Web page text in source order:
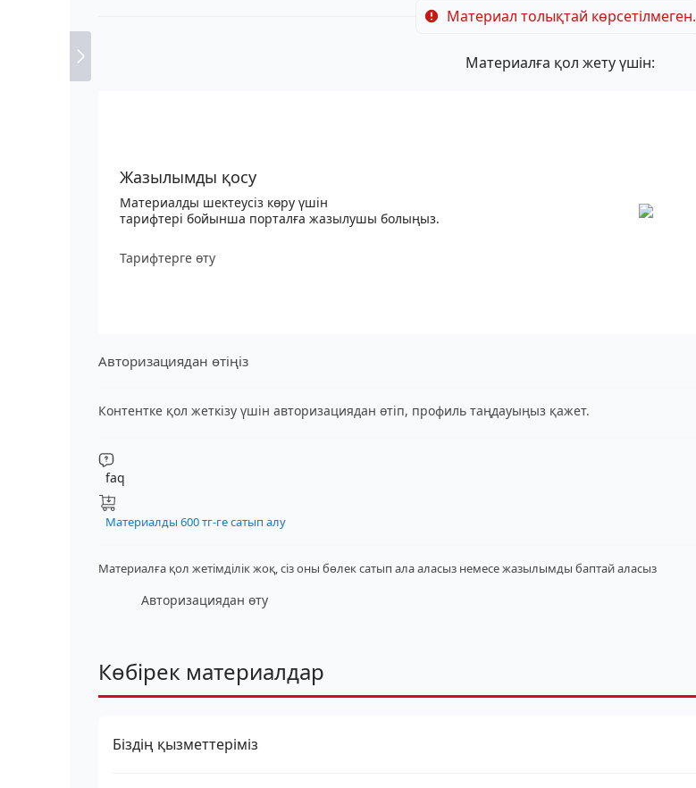
Материал толықтай көрсетілмеген.
Материалға қол жету үшін:
Жазылымды қосу
Материалды шектеусіз көру үшін
тарифтері бойынша порталға жазылушы болыңыз.
Тарифтерге өту
Авторизациядан өтіңіз
Контентке қол жеткізу үшін авторизациядан өтіп, профиль таңдауыңыз қажет.
faq
Материалды 600 тг-ге сатып алу
Материалға қол жетімділік жоқ, сіз оны бөлек сатып ала аласыз немесе жазылымды баптай аласыз
Авторизациядан өту
Көбірек материалдар
Біздің қызметтеріміз